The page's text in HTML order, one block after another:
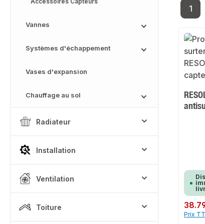
Vannes
Systèmes d'échappement
Vases d'expansion
Chauffage au sol
Radiateur
Installation
Ventilation
Toiture
Page
1
Prix
Prix